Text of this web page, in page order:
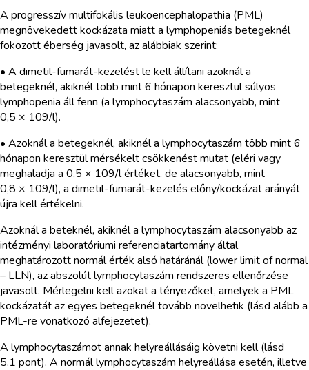
A progresszív multifokális leukoencephalopathia (PML)
megnövekedett kockázata miatt a lymphopeniás betegeknél
fokozott éberség javasolt, az alábbiak szerint:
• A dimetil-fumarát-kezelést le kell állítani azoknál a
betegeknél, akiknél több mint 6 hónapon keresztül súlyos
lymphopenia áll fenn (a lymphocytaszám alacsonyabb, mint
0,5 × 109/l).
• Azoknál a betegeknél, akiknél a lymphocytaszám több mint 6
hónapon keresztül mérsékelt csökkenést mutat (eléri vagy
meghaladja a 0,5 × 109/l értéket, de alacsonyabb, mint
0,8 × 109/l), a dimetil-fumarát-kezelés előny/kockázat arányát
újra kell értékelni.
Azoknál a beteknél, akiknél a lymphocytaszám alacsonyabb az
intézményi laboratóriumi referenciatartomány által
meghatározott normál érték alsó határánál (lower limit of normal
– LLN), az abszolút lymphocytaszám rendszeres ellenőrzése
javasolt. Mérlegelni kell azokat a tényezőket, amelyek a PML
kockázatát az egyes betegeknél tovább növelhetik (lásd alább a
PML-re vonatkozó alfejezetet).
A lymphocytaszámot annak helyreállásáig követni kell (lásd
5.1 pont). A normál lymphocytaszám helyreállása esetén, illetve